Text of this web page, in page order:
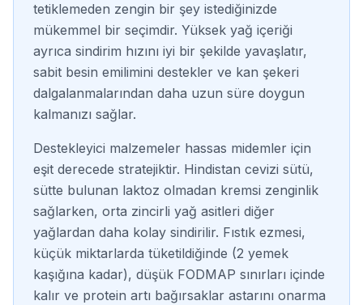
tetiklemeden zengin bir şey istediğinizde
mükemmel bir seçimdir. Yüksek yağ içeriği
ayrıca sindirim hızını iyi bir şekilde yavaşlatır,
sabit besin emilimini destekler ve kan şekeri
dalgalanmalarından daha uzun süre doygun
kalmanızı sağlar.
Destekleyici malzemeler hassas midemler için
eşit derecede stratejiktir. Hindistan cevizi sütü,
sütte bulunan laktoz olmadan kremsi zenginlik
sağlarken, orta zincirli yağ asitleri diğer
yağlardan daha kolay sindirilir. Fıstık ezmesi,
küçük miktarlarda tüketildiğinde (2 yemek
kaşığına kadar), düşük FODMAP sınırları içinde
kalır ve protein artı bağırsaklar astarını onarma